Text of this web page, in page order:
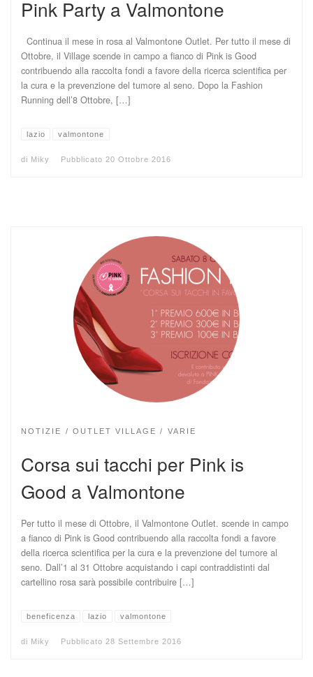
Pink Party a Valmontone
Continua il mese in rosa al Valmontone Outlet. Per tutto il mese di
Ottobre, il Village scende in campo a fianco di Pink is Good
contribuendo alla raccolta fondi a favore della ricerca scientifica per
la cura e la prevenzione del tumore al seno. Dopo la Fashion
Running dell’8 Ottobre, […]
lazio valmontone
di Miky Pubblicato 20 Ottobre 2016
NOTIZIE OUTLET VILLAGE VARIE
Corsa sui tacchi per Pink is
Good a Valmontone
Per tutto il mese di Ottobre, il Valmontone Outlet. scende in campo
a fianco di Pink is Good contribuendo alla raccolta fondi a favore
della ricerca scientifica per la cura e la prevenzione del tumore al
seno. Dall’1 al 31 Ottobre acquistando i capi contraddistinti dal
cartellino rosa sarà possibile contribuire […]
beneficenza lazio valmontone
di Miky Pubblicato 28 Settembre 2016